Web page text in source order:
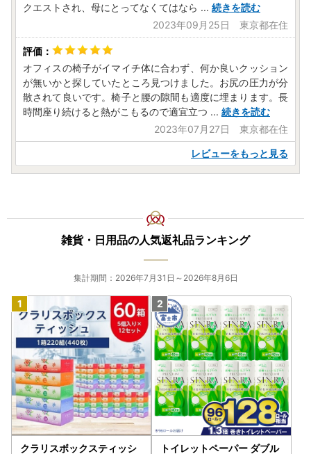
クエストされ、母にとってなくてはなら ... 続きを読む
2023年09月25日 東京都在住
オフィスの椅子がイマイチ体に合わず、何か良いクッション
が無いかと探していたところ見つけました。お尻の圧力が分
散されて良いです。椅子と腰の隙間も適度に埋まります。長
時間座り続けると熱がこもるので適宜立つ ... 続きを読む
2023年07月27日 東京都在住
レビューをもっと見る
雑貨・日用品の人気返礼品ランキング
集計期間：2026年7月31日～2026年8月6日
クラリスボックスティッシ トイレットペーパー ダブル